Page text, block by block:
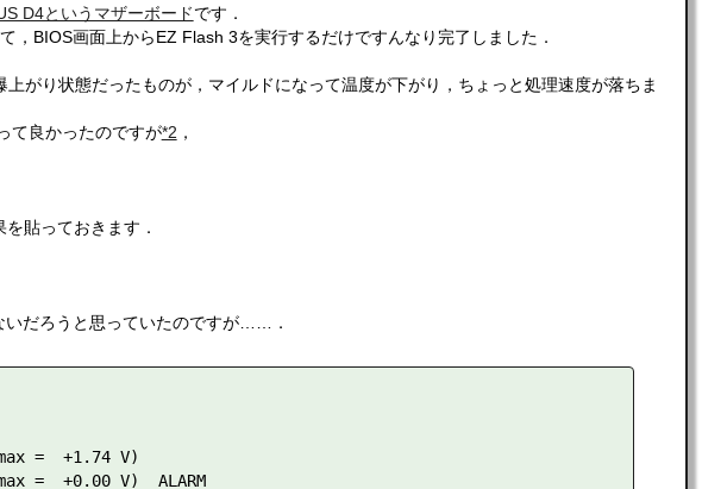
D4というマザーボードです．
BIOS画面上からEZ Flash 3を実行するだけですんなり完了しました．
がり状態だったものが，マイルドになって温度が下がり，ちょっと処理速度が落ちま
て良かったのですが*2 ，
貼っておきます．
いだろうと思っていたのですが……．
=  +1.74 V)
+0.00 V)  ALARM